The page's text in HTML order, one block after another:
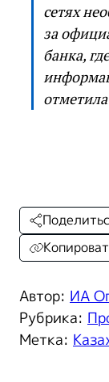
сетях
за
банка,
Автор: ИА
Рубрика:
Метка: